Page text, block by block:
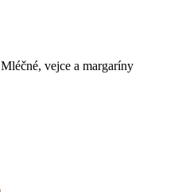
Mléčné, vejce a margaríny